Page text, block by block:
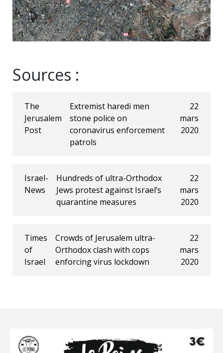
Sources :
The
Jerusalem
Post
Extremist haredi men
stone police on
coronavirus enforcement
patrols
22
mars
2020
Israel-
News
Hundreds of ultra-Orthodox
Jews protest against Israel’s
quarantine measures
22
mars
2020
Times
of
Israel
Crowds of Jerusalem ultra-
Orthodox clash with cops
enforcing virus lockdown
22
mars
2020